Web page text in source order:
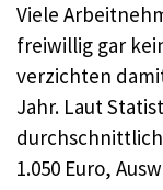
Viele
freiwillig gar
verzichten
Jahr. Laut
1.050 Euro,